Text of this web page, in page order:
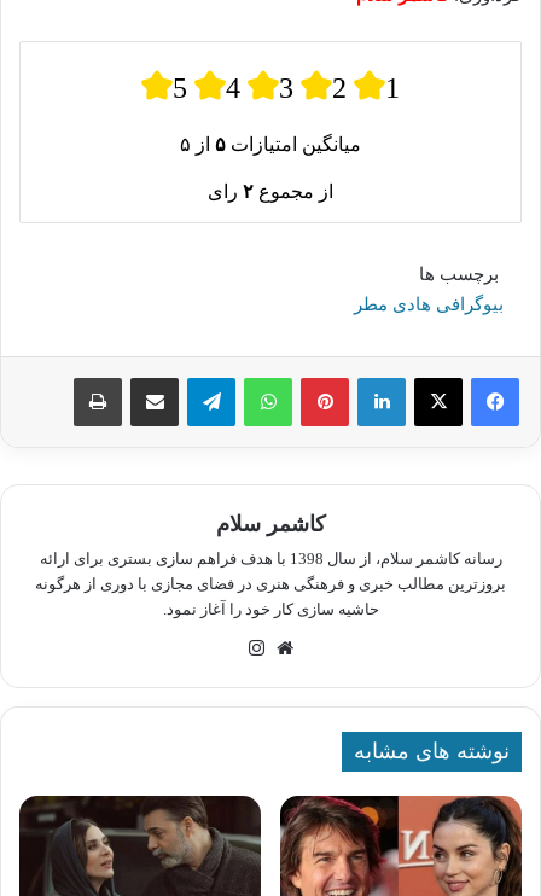
5 4 3 2 1
میانگین امتیازات ۵ از ۵
از مجموع ۲ رای
برچسب ها
بیوگرافی هادی مطر
لینکدین پینترستواتس آپ تلگرام اشتراک گذاری از طریق ایمیل چاپ
کاشمر سلام
رسانه کاشمر سلام، از سال 1398 با هدف فراهم سازی بستری برای ارائه
بروزترین مطالب خبری و فرهنگی هنری در فضای مجازی با دوری از هرگونه
حاشیه سازی کار خود را آغاز نمود.
وبسایت
نوشته های مشابه